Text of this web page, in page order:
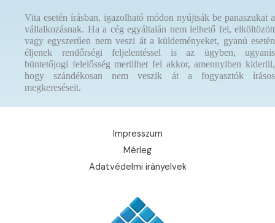
Vita esetén írásban, igazolható módon nyújtsák be panaszukat a
vállalkozásnak. Ha a cég egyáltalán nem lelhető fel, elköltözött
vagy egyszerűen nem veszi át a küldeményeket, gyanú esetén
éljenek rendőrségi feljelentéssel is az ügyben, ugyanis
büntetőjogi felelősség merülhet fel akkor, amennyiben kiderül,
hogy szándékosan nem veszik át a fogyasztók írásos
megkereséseit.
Impresszum
Mérleg
Adatvédelmi irányelvek